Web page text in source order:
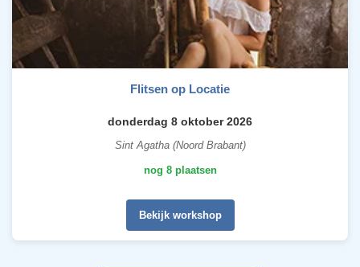
Flitsen op Locatie
donderdag 8 oktober 2026
Sint Agatha (Noord Brabant)
nog 8 plaatsen
Bekijk workshop